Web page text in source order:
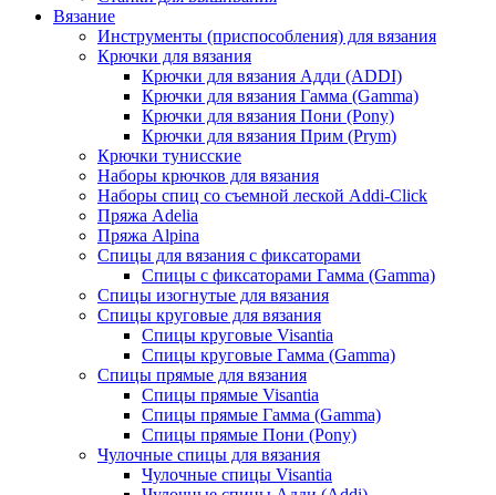
Вязание
Инструменты (приспособления) для вязания
Крючки для вязания
Крючки для вязания Адди (ADDI)
Крючки для вязания Гамма (Gamma)
Крючки для вязания Пони (Pony)
Крючки для вязания Прим (Prym)
Крючки тунисские
Наборы крючков для вязания
Наборы спиц со съемной леской Addi-Click
Пряжа Adelia
Пряжа Alpina
Спицы для вязания с фиксаторами
Спицы с фиксаторами Гамма (Gamma)
Спицы изогнутые для вязания
Спицы круговые для вязания
Спицы круговые Visantia
Спицы круговые Гамма (Gamma)
Спицы прямые для вязания
Спицы прямые Visantia
Спицы прямые Гамма (Gamma)
Спицы прямые Пони (Pony)
Чулочные спицы для вязания
Чулочные спицы Visantia